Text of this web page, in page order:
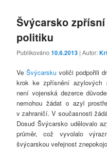
Švýcarsko
politiku
Publikováno10.6.2013 | Autor:
Ve Švýcarsku voliči podpořili
krok ke zpřísnění azylových
není vojenská dezerce
nemohou žádat o azyl
v zahraničí. V současnosti
Dosud Švýcarsko udělovalo
průměr, což vyvolalo
švýcarskou veřejnost